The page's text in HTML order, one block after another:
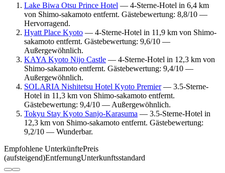
Lake Biwa Otsu Prince Hotel — 4-Sterne-Hotel in 6,4 km
von Shimo-sakamoto entfernt. Gästebewertung: 8,8/10 —
Hervorragend.
Hyatt Place Kyoto — 4-Sterne-Hotel in 11,9 km von Shimo-
sakamoto entfernt. Gästebewertung: 9,6/10 —
Außergewöhnlich.
KAYA Kyoto Nijo Castle — 4-Sterne-Hotel in 12,3 km von
Shimo-sakamoto entfernt. Gästebewertung: 9,4/10 —
Außergewöhnlich.
SOLARIA Nishitetsu Hotel Kyoto Premier— 3.5-Sterne-
Hotel in 11,3 km von Shimo-sakamoto entfernt.
Gästebewertung: 9,4/10 — Außergewöhnlich.
Tokyu Stay Kyoto Sanjo-Karasuma — 3.5-Sterne-Hotel in
12,3 km von Shimo-sakamoto entfernt. Gästebewertung:
9,2/10 — Wunderbar.
Empfohlene UnterkünftePreis
(aufsteigend)EntfernungUnterkunftsstandard